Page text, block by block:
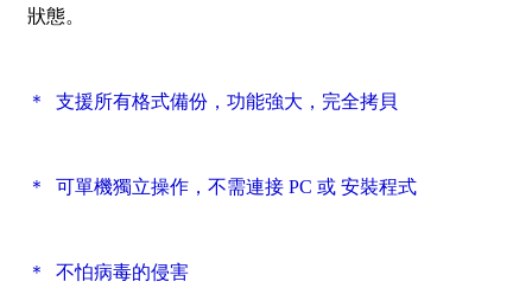
狀態。
＊ 支援所有格式備份，功能強大，完全拷貝
＊ 可單機獨立操作，不需連接 PC 或 安裝程式
＊ 不怕病毒的侵害